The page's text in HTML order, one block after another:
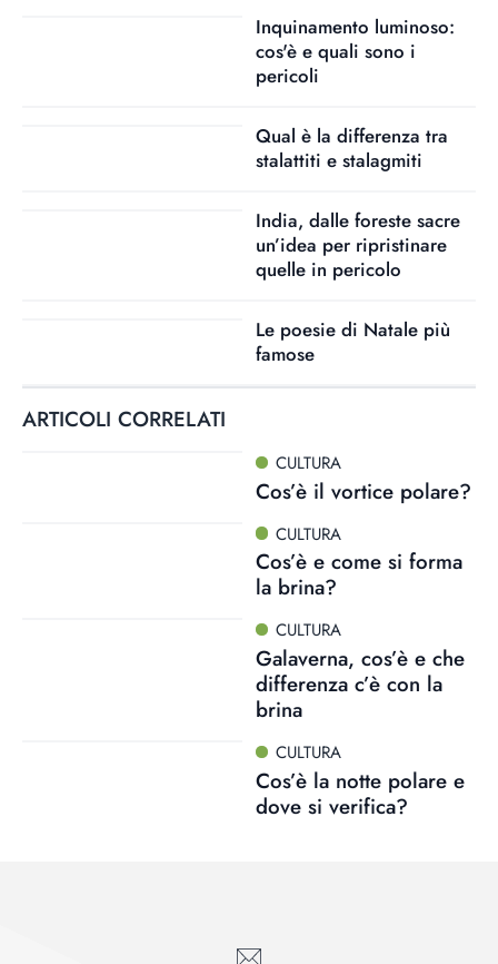
Inquinamento luminoso:
cos'è e quali sono i
pericoli
Qual è la differenza tra
stalattiti e stalagmiti
India, dalle foreste sacre
un’idea per ripristinare
quelle in pericolo
Le poesie di Natale più
famose
ARTICOLI CORRELATI
CULTURA
Cos’è il vortice polare?
CULTURA
Cos’è e come si forma
la brina?
CULTURA
Galaverna, cos’è e che
differenza c’è con la
brina
CULTURA
Cos’è la notte polare e
dove si verifica?